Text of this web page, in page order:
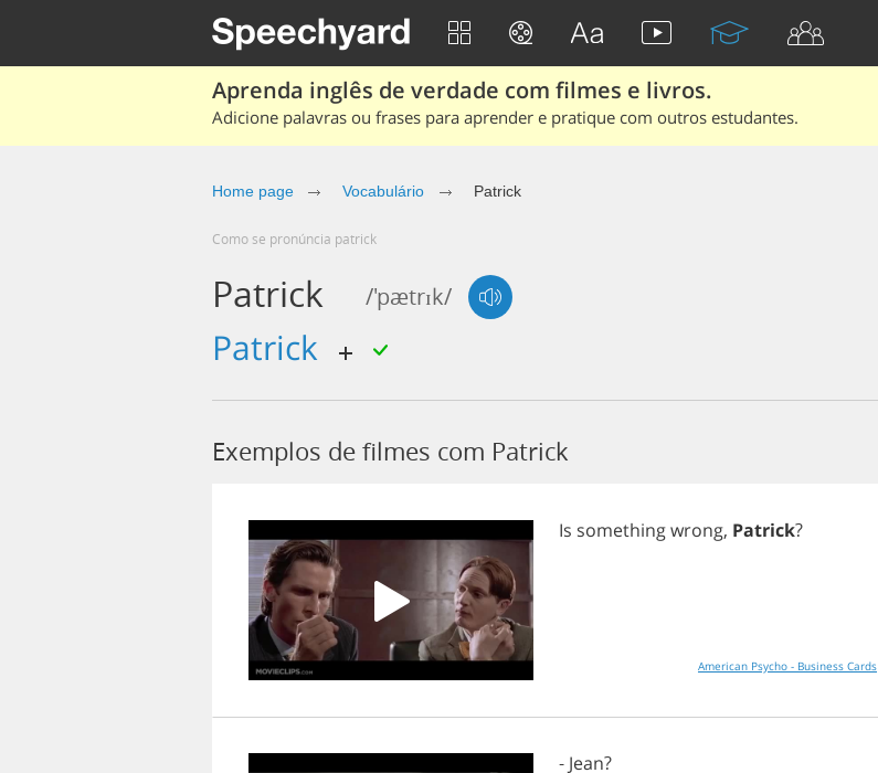
Aprenda inglês de verdade com filmes e livros.
Adicione palavras ou frases para aprender e pratique com outros estudantes.
Home page Vocabulário Patrick
Como se pronúncia patrick
Patrick /'pætrɪk/
patrick
Exemplos de filmes com Patrick
Is somethingwrong, Patrick?
American Psycho - Business Cards
- Jean?